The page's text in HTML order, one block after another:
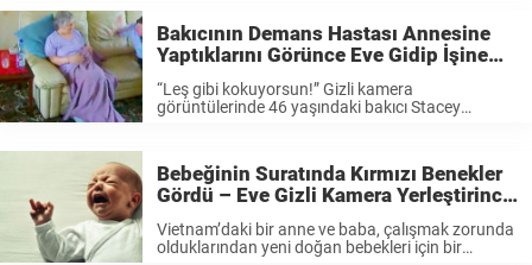
Bakıcının Demans Hastası Annesine
Yaptıklarını Görünce Eve Gidip İşine
“Leş gibi kokuyorsun!” Gizli kamera
görüntülerinde 46 yaşındaki bakıcı Stacey
yapılanları canlı canlı izledi. 46 ...
Bebeğinin Suratında Kırmızı Benekler
Gördü – Eve Gizli Kamera Yerleştirince
Vietnam’daki bir anne ve baba, çalışmak zorunda
olduklarından yeni doğan bebekleri için bir